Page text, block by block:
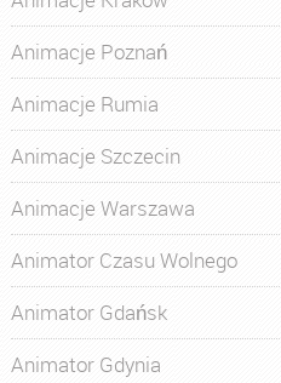
Animacje Poznań
Animacje Rumia
Animacje Szczecin
Animacje Warszawa
Animator Czasu Wolnego
Animator Gdańsk
Animator Gdynia